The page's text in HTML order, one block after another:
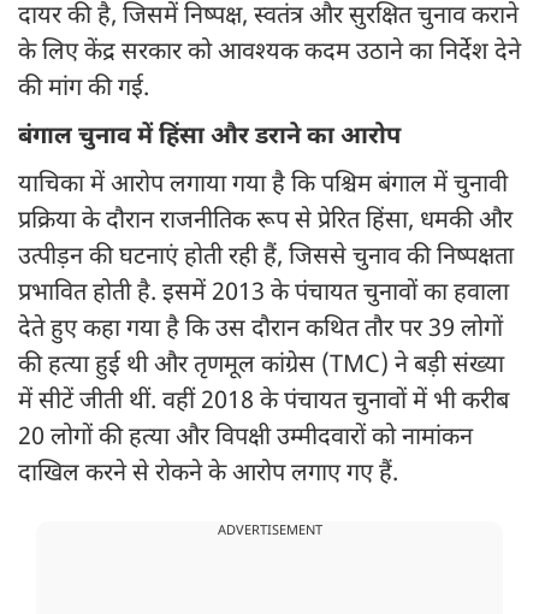
दायर की है, जिसमें निष्पक्ष, स्वतंत्र और सुरक्षित चुनाव कराने
के लिए केंद्र सरकार को आवश्यक कदम उठाने का निर्देश देने
की मांग की गई.
बंगाल चुनाव में हिंसा और डराने का आरोप
याचिका में आरोप लगाया गया है कि पश्चिम बंगाल में चुनावी
प्रक्रिया के दौरान राजनीतिक रूप से प्रेरित हिंसा, धमकी और
उत्पीड़न की घटनाएं होती रही हैं, जिससे चुनाव की निष्पक्षता
प्रभावित होती है. इसमें 2013 के पंचायत चुनावों का हवाला
देते हुए कहा गया है कि उस दौरान कथित तौर पर 39 लोगों
की हत्या हुई थी और तृणमूल कांग्रेस (TMC) ने बड़ी संख्या
में सीटें जीती थीं. वहीं 2018 के पंचायत चुनावों में भी करीब
20 लोगों की हत्या और विपक्षी उम्मीदवारों को नामांकन
दाखिल करने से रोकने के आरोप लगाए गए हैं.
ADVERTISEMENT